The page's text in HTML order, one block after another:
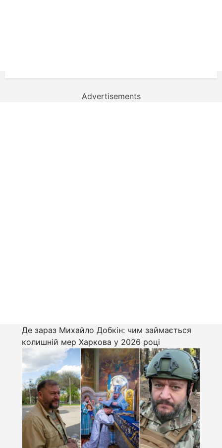
Advertisements
Де зараз Михайло Добкін: чим займається
колишній мер Харкова у 2026 році